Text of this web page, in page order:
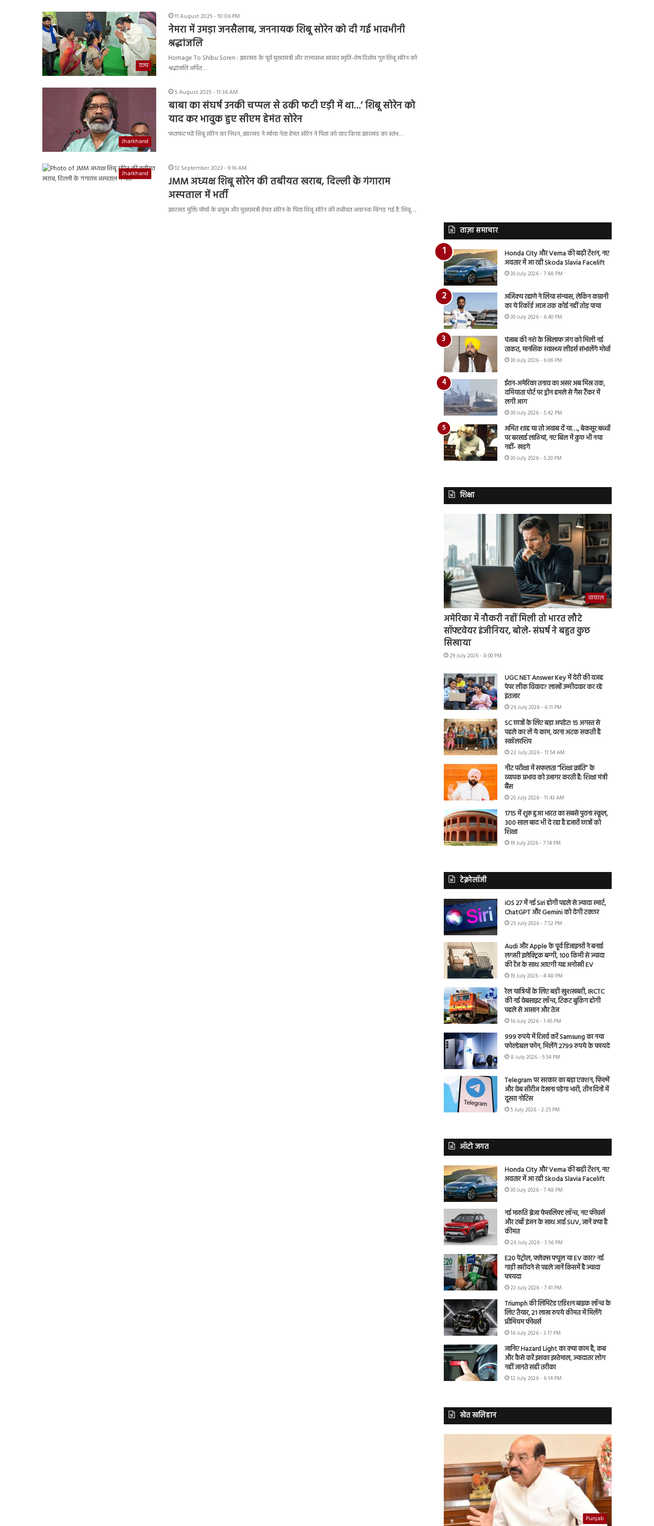
राज्य
11 August 2025 - 10:06 PM
नेमरा में उमड़ा जनसैलाब, जननायक शिबू सोरेन को दी गई भावभीनी
श्रद्धांजलि
Homage To Shibu Soren : झारखंड के पूर्व मुख्यमंत्री और राज्यसभा सांसद स्मृति-शेष दिशोम गुरु शिबू सोरेन को
श्रद्धांजलि अर्पित…
Jharkhand
5 August 2025 - 11:36 AM
बाबा का संघर्ष उनकी चप्पल से ढकी फटी एड़ी में था…’ शिबू सोरेन को
याद कर भावुक हुए सीएम हेमंत सोरेन
फटाफट पढ़ें शिबू सोरेन का निधन, झारखंड ने खोया नेता हेमंत सोरेन ने पिता को याद किया झारखंड का स्तंभ…
Jharkhand
12 September 2023 - 9:16 AM
JMM अध्यक्ष शिबू सोरेन की तबीयत खराब, दिल्ली के गंगाराम
अस्पताल में भर्ती
झारखंड मुक्ति मोर्चा के प्रमुख और मुख्यमंत्री हेमंत सोरेन के पिता शिबू सोरेन की तबीयत अचानक बिगड़ गई है. शिबू…
ताज़ा समाचार
Honda City और Verna की बढ़ी टेंशन, नए
अवतार में आ रही Skoda Slavia Facelift
30 July 2026 - 7:48 PM
अजिंक्य रहाणे ने लिया संन्यास, लेकिन कप्तानी
का ये रिकॉर्ड आज तक कोई नहीं तोड़ पाया
30 July 2026 - 6:40 PM
पंजाब की नशे के खिलाफ जंग को मिली नई
ताकत, मानसिक स्वास्थ्य लीडर्स संभालेंगे मोर्चा
30 July 2026 - 6:06 PM
ईरान-अमेरिका तनाव का असर अब मिस्र तक,
दमियाता पोर्ट पर ड्रोन हमले से गैस टैंकर में
लगी आग
30 July 2026 - 5:42 PM
अमित शाह या तो जवाब दें या…., बेकसूर बच्चों
पर बरसाई लाठियां, नए बिल में कुछ भी नया
नहीं- खड़गे
30 July 2026 - 5:20 PM
शिक्षा
वायरल
अमेरिका में नौकरी नहीं मिली तो भारत लौटे
सॉफ्टवेयर इंजीनियर, बोले- संघर्ष ने बहुत कुछ
सिखाया
29 July 2026 - 8:00 PM
UGC NET Answer Key में देरी की वजह
पेपर लीक विवाद? लाखों उम्मीदवार कर रहे
इंतजार
26 July 2026 - 6:11 PM
SC छात्रों के लिए बड़ा अपडेट! 15 अगस्त से
पहले कर लें ये काम, वरना अटक सकती है
स्कॉलरशिप
22 July 2026 - 11:54 AM
नीट परीक्षा में सफलता “शिक्षा क्रांति” के
व्यापक प्रभाव को उजागर करती है: शिक्षा मंत्री
बैंस
20 July 2026 - 11:43 AM
1715 में शुरू हुआ भारत का सबसे पुराना स्कूल,
300 साल बाद भी दे रहा है हजारों छात्रों को
शिक्षा
19 July 2026 - 7:14 PM
टेक्नोलॉजी
iOS 27 में नई Siri होगी पहले से ज्यादा स्मार्ट,
ChatGPT और Gemini को देगी टक्कर
25 July 2026 - 7:52 PM
Audi और Apple के पूर्व डिजाइनरों ने बनाई
लग्जरी इलेक्ट्रिक बग्गी, 100 किमी से ज्यादा
की रेंज के साथ आएगी यह अनोखी EV
19 July 2026 - 4:48 PM
रेल यात्रियों के लिए बड़ी खुशखबरी, IRCTC
की नई वेबसाइट लॉन्च, टिकट बुकिंग होगी
पहले से आसान और तेज
16 July 2026 - 1:45 PM
999 रुपये में रिजर्व करें Samsung का नया
फोल्डेबल फोन, मिलेंगे 2799 रुपये के फायदे
8 July 2026 - 5:54 PM
Telegram पर सरकार का बड़ा एक्शन, फिल्में
और वेब सीरीज देखना पड़ेगा भारी, तीन दिनों में
दूसरा नोटिस
5 July 2026 - 2:25 PM
ऑटो जगत
Honda City और Verna की बढ़ी टेंशन, नए
अवतार में आ रही Skoda Slavia Facelift
30 July 2026 - 7:48 PM
नई मारुति ब्रेजा फेसलिफ्ट लॉन्च, नए फीचर्स
और टर्बो इंजन के साथ आई SUV, जानें क्या है
कीमत
26 July 2026 - 3:56 PM
E20 पेट्रोल, फ्लेक्स फ्यूल या EV कार? नई
गाड़ी खरीदने से पहले जानें किसमें है ज्यादा
फायदा
23 July 2026 - 7:41 PM
Triumph की लिमिटेड एडिशन बाइक लॉन्च के
लिए तैयार, 21 लाख रुपये कीमत में मिलेंगे
प्रीमियम फीचर्स
16 July 2026 - 3:17 PM
जानिए Hazard Light का क्या काम है, कब
और कैसे करें इसका इस्तेमाल, ज्यादातर लोग
नहीं जानते सही तरीका
12 July 2026 - 6:14 PM
खेत खलिहान
Punjab